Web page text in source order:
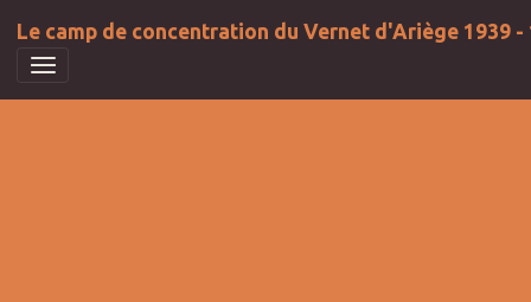
Le camp de concentration du Vernet d'Ariège 1939 -